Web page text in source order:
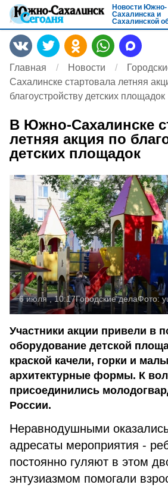
Новости Южно-
Сахалинска и
Сахалинской
Главная Новости
Сахалинске стартовала летняя
благоустройству детских площадок
В Южно-Сахалинске
летняя акция по
детских площадок
6 июля , 10:17Городские делаФото:
Участники акции привели в
оборудование детской
краской качели, горки и
архитектурные формы. К
присоединились
России.
Неравнодушными
адресаты мероприятия -
постоянно гуляют в этом
энтузиазмом помогали